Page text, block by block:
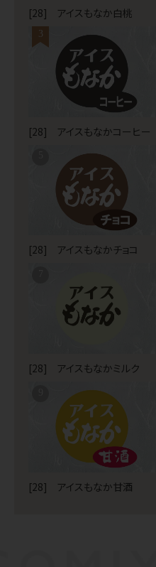
[28] アイスもなか白桃
3
[28] アイスもなかコーヒー
[28] アイスもなかチョコ
[28] アイスもなかミルク
[28] アイスもなか甘酒